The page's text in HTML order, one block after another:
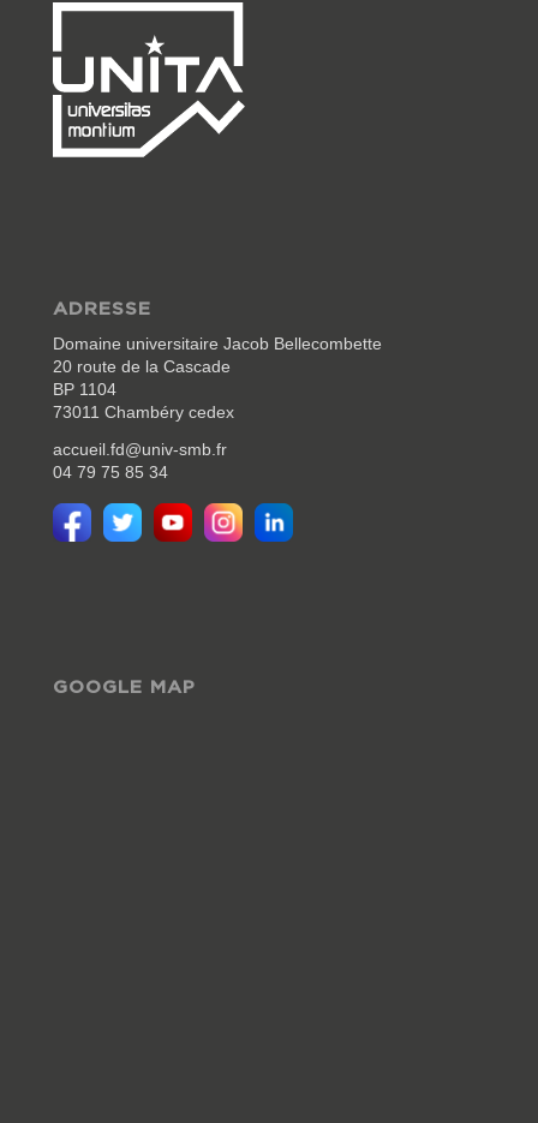
ADRESSE
Domaine universitaire Jacob Bellecombette
20 route de la Cascade
BP 1104
73011 Chambéry cedex
accueil.fd@univ-smb.fr
04 79 75 85 34
GOOGLE MAP